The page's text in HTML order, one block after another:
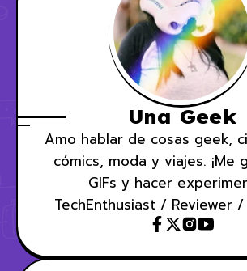
Una Geek
Amo hablar de cosas geek,
cómics, moda y viajes. ¡Me
GIFs y hacer
TechEnthusiast / Reviewer